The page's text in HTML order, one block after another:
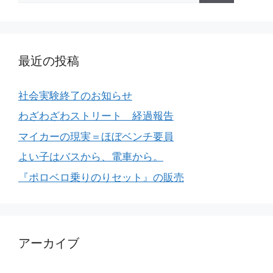
最近の投稿
社会実験終了のお知らせ
わざわざわストリート 経過報告
マイカーの現実＝ほぼベンチ要員
よい子はバスから、電車から。
『ポロベロ乗りのりセット』の販売
アーカイブ